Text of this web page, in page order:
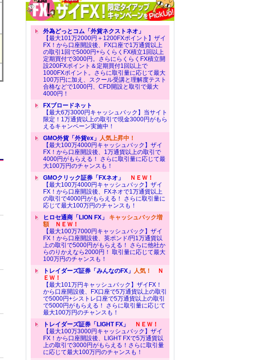
外為どっとコム「外貨ネクストネオ」
【最大101万2000円＋1200FXポイント】ザイ
FX！から口座開設後、FX口座で1万通貨以上
の取引1回で5000円+らくらくFX積立1回以上
定期買付で3000円。さらにらくらくFX積立開
設200FXポイント＆定期買付1回以上で
1000FXポイント。さらに取引量に応じて最大
100万円に加え、スクール受講と理解度テスト
合格などで1000円、CFD開設と取引で最大
4000円！
FXブロードネット
【最大6万3000円キャッシュバック】当サイト
限定！1万通貨以上の取引で現金3000円がもら
えるキャンペーン実施中！
GMO外貨「外貨ex」 人気上昇中！
【最大100万4000円キャッシュバック】ザイ
FX！から口座開設後、1万通貨以上の取引で
4000円がもらえる！ さらに取引量に応じて最
大100万円のチャンスも！
GMOクリック証券「FXネオ」
ＮＥＷ！
【最大100万4000円キャッシュバック】ザイ
FX！から口座開設後、FXネオで1万通貨以上
の取引で4000円がもらえる！ さらに取引量に
応じて最大100万円のチャンスも！
ヒロセ通商「LION FX」 キャッシュバック増
額ＮＥＷ！
【最大100万7000円キャッシュバック】ザイ
FX！から口座開設後、英ポンド/円1万通貨以
上の取引で5000円がもらえる！ さらに他社か
らのりかえなら2000円！ 取引量に応じて最大
100万円のチャンスも！
トレイダーズ証券「みんなのFX」 人気！
Ｎ
ＥＷ！
【最大101万円キャッシュバック】ザイFX！
から口座開設後、FX口座で5万通貨以上の取引
で5000円+シストレ口座で5万通貨以上の取引
で5000円がもらえる！ さらに取引量に応じて
最大100万円のチャンスも！
トレイダーズ証券「LIGHT FX」
ＮＥＷ！
【最大100万3000円キャッシュバック】ザイ
FX！から口座開設後、LIGHT FXで5万通貨以
上の取引で3000円がもらえる！さらに取引量
に応じて最大100万円のチャンスも！